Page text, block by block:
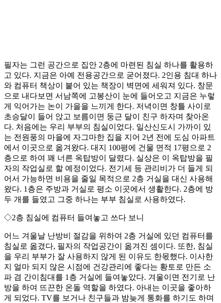
필자는 그런 공간으로 집안 2층에 마련된 침실 하나를 활용하
고 있다. 지금은 아예 전용공간으로 굳어졌다. 2인용 침대 하나
와 컴퓨터 책상이 붙어 있는 책장이 벽면에 세워져 있다. 창문
으로 내다보면 서남쪽에 고봉산이 눈에 들어오고 지금은 누렇
게 익어가는 논이 가을을 느끼게 한다. 저녁이면 창틀 사이로
초승달이 들어 앉고 보름이면 둥근 달이 친구 하자며 찾아온
다. 처음에는 우리 부부의 침실이었다. 일산신도시 가까이 있
는 전원풍의 마을에 자그마한 집을 지어 2년 전에 도심 아파트
에서 이곳으로 옮겨왔다. 대지 100평에 건물 면적 17평으로 2
층으로 하여 꽤 너른 옥탑방이 달렸다. 실상은 이 옥탑방을 필
자의 작업실로 할 예정이었다. 전기세 등 관리비가 더 들게 되
어서 가능하면 비용을 줄일 목적으로 2층 거실을 대신 사용해
왔다. 1층은 주방과 거실로 평소 이곳에서 생활한다. 2층에 방
두 개를 들였고 그중 하나는 부부 침실로 사용하였다.
◇2층 침실에 컴퓨터 들여놓고 쓰다 보니
어느 겨울날 난방비 절감을 위하여 2층 거실에 있던 컴퓨터를
침실로 옮겼다, 필자의 작업공간이 옮겨진 셈이다. 또한, 침실
을 우리 부부가 잘 사용하지 않게 된 이유도 한몫했다. 이사한
지 얼마 되지 않은 시점에 건강관리에 좋다는 황토로 만든 소
파 겸 간이침대를 1층 거실에 들여놓았다. 겨울이면 전기로 난
방을 하여 뜨끈한 온돌 역할을 하였다. 아내는 이곳을 좋아하
게 되었다. TV를 보거나 친구들과 밤늦게 통화를 하기도 하며